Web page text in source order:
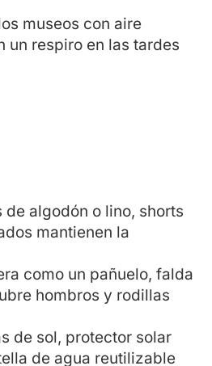
museos con aire
un respiro en las tardes
de algodón o lino, shorts
mantienen la
como un pañuelo, falda
hombros y rodillas
de sol, protector solar
de agua reutilizable